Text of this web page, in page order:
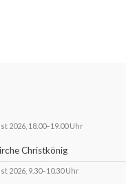
2026, 18.00–19.00 Uhr
Christkönig
2026, 9.30–10.30 Uhr